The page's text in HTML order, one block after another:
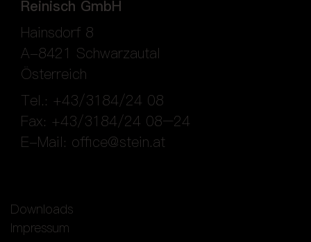
Reinisch GmbH
Hainsdorf 8
A-8421 Schwarzautal
Österreich
Tel.: +43/3184/24 08
Fax: +43/3184/24 08–24
E-Mail: office@stein.at
Downloads
Impressum